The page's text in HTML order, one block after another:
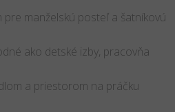
manželskú posteľ a šatníkovú
ako detské izby, pracovňa
a priestorom na práčku